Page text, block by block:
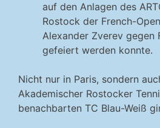
auf den Anlagen des
Rostock der French-
Alexander Zverev gegen
gefeiert werden konnte.
Nicht nur in Paris, sondern
Akademischer Rostocker
benachbarten TC Blau-Weiß